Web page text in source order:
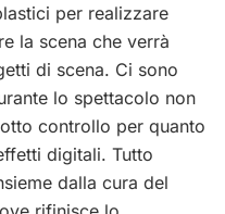
per realizzare
la scena che verrà
di scena. Ci sono
lo spettacolo non
controllo per quanto
digitali. Tutto
dalla cura del